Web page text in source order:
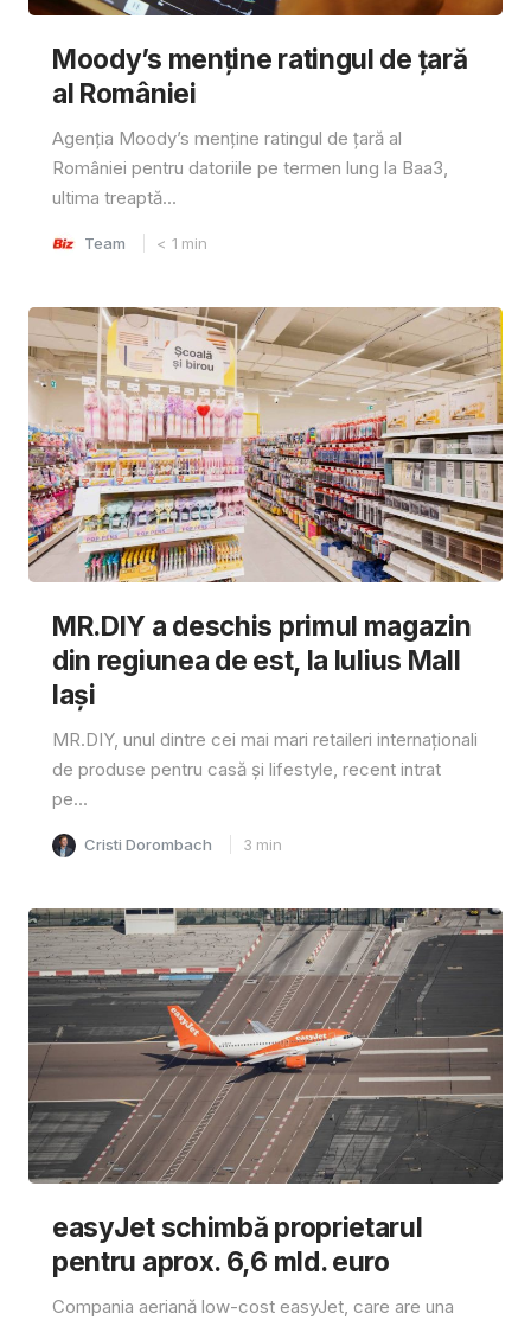
Moody’s menține ratingul de țară
al României
Agenția Moody’s menține ratingul de țară al
României pentru datoriile pe termen lung la Baa3,
ultima treaptă...
Team < 1 min
MR.DIY a deschis primul magazin
din regiunea de est, la Iulius Mall
Iași
MR.DIY, unul dintre cei mai mari retaileri internaționali
de produse pentru casă și lifestyle, recent intrat
pe...
Cristi Dorombach 3 min
easyJet schimbă proprietarul
pentru aprox. 6,6 mld. euro
Compania aeriană low-cost easyJet, care are una